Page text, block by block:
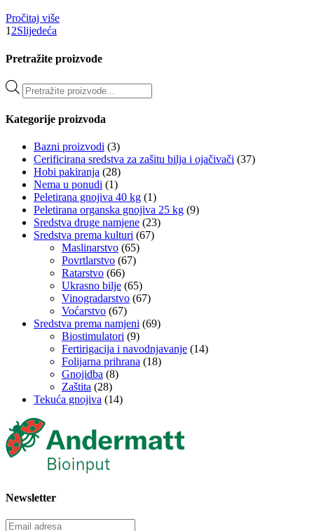
Pročitaj više
1 2Slijedeća
Pretražite proizvode
Products
search
Kategorije proizvoda
Bazni proizvodi (3)
Cerificirana sredstva za zašitu bilja i ojačivači (37)
Hobi pakiranja (28)
Nema u ponudi (1)
Peletirana gnojiva 40 kg (1)
Peletirana organska gnojiva 25 kg (9)
Sredstva druge namjene (23)
Sredstva prema kulturi (67)
Maslinarstvo (65)
Povrtlarstvo (67)
Ratarstvo (66)
Ukrasno bilje (65)
Vinogradarstvo (67)
Voćarstvo (67)
Sredstva prema namjeni (69)
Biostimulatori (9)
Fertirigacija i navodnjavanje (14)
Folijarna prihrana (18)
Gnojidba (8)
Zaštita (28)
Tekuća gnojiva (14)
Newsletter